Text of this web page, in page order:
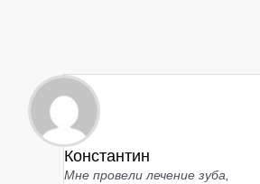
Константин
Мне провели лечение зуба,